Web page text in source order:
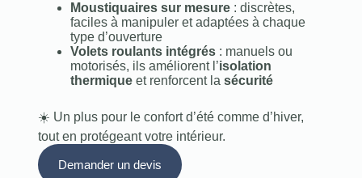
Moustiquaires sur mesure: discrètes,
faciles à manipuler et adaptées à chaque
type d’ouverture
Volets roulants intégrés: manuels ou
motorisés, ils améliorent l’isolation
thermiqueet renforcent la sécurité
☀️ Un plus pour le confort d’été comme d’hiver,
tout en protégeant votre intérieur.
Demander un devis